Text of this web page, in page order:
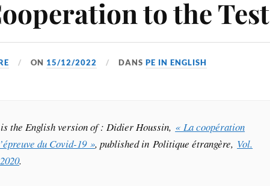
to the Test
ON 15/12/2022 DANSPE IN ENGLISH
the English version of : Didier Houssin, « La coopération
du Covid-19 », published in Politique étrangère, Vol.
.